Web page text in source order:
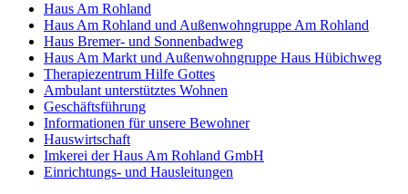
Haus Am Rohland
Haus Am Rohland und Außenwohngruppe Am Rohland
Haus Bremer- und Sonnenbadweg
Haus Am Markt und Außenwohngruppe Haus Hübichweg
Therapiezentrum Hilfe Gottes
Ambulant unterstütztes Wohnen
Geschäftsführung
Informationen für unsere Bewohner
Hauswirtschaft
Imkerei der Haus Am Rohland GmbH
Einrichtungs- und Hausleitungen